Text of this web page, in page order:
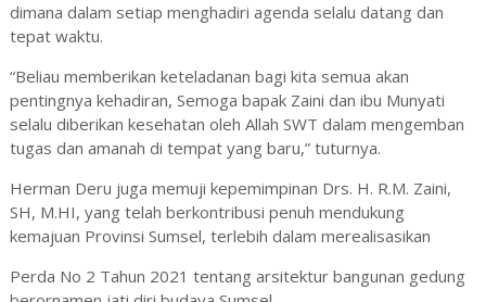
dimana dalam setiap menghadiri agenda selalu datang dan
tepat waktu.
“Beliau memberikan keteladanan bagi kita semua akan
pentingnya kehadiran, Semoga bapak Zaini dan ibu Munyati
selalu diberikan kesehatan oleh Allah SWT dalam mengemban
tugas dan amanah di tempat yang baru,” tuturnya.
Herman Deru juga memuji kepemimpinan Drs. H. R.M. Zaini,
SH, M.HI, yang telah berkontribusi penuh mendukung
kemajuan Provinsi Sumsel, terlebih dalam merealisasikan
Perda No 2 Tahun 2021 tentang arsitektur bangunan gedung